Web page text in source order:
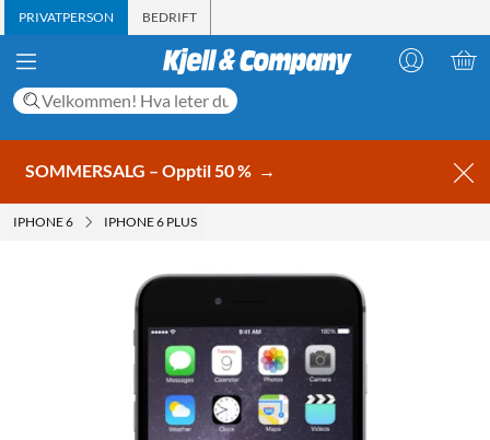
PRIVATPERSON BEDRIFT
SOMMERSALG – Opptil 50 % →
IPHONE 6 IPHONE 6 PLUS